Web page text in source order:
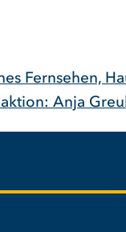
Fernsehen,
Anja